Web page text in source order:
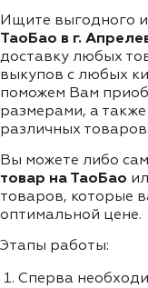
Ищите выгодного
ТаоБао в г.
доставку любых
выкупов с любых
поможем Вам
размерами, а
различных товаров.
Вы можете либо
товар на ТаоБао
товаров, которые
оптимальной цене.
Этапы работы:
Сперва